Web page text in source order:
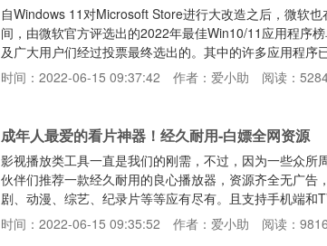
自Windows 11对Microsoft Store进行大改造之后，微软
间，由微软官方评选出的2022年最佳Win10/11应用程序
及广大用户们经过投票最终选出的。其中的许多应用程
迎。值得一提的是，这些工具都不是反恶意软件工具，也
它们是一些比较小众的工具，唯一目的是让Windows变
时间：2022-06-15 09:37:42 作者：爱小助 阅读：
成年人最爱的看片神器！经久耐用-白嫖全网资源
影视播放类工具一直是我们的刚需，不过，因为一些众所
伙伴们推荐一款经久耐用的良心播放器，资源齐全无广
剧、动漫、综艺、纪录片等等应有尽有。且支持手机端
的是，为了规避风险，初次打开biubiu播放器后，看到的
APP，选择所需的模式后，输入鸭梨给大家分享的片源
时间：2022-06-15 09:35:52 作者：爱小助 阅读：